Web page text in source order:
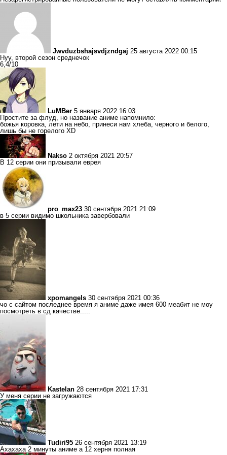
Jwvduzbshajsvdjzndgaj 25 августа 2022 00:15
Нуу, второй сезон среднечок
6,4/10
LuMBer 5 января 2022 16:03
Простите за флуд, но название аниме напомнило:
божья коровка, лети на небо, принеси нам хлеба, черного и белого,
лишь бы не горелого XD
Nakso 2 октября 2021 20:57
В 12 серии они призывали еврея
pro_max23 30 сентября 2021 21:09
в 5 серии видимо школьника завербовали
xpomangels 30 сентября 2021 00:36
чо с сайтом последнее время я аниме даже имея 600 меабит не моу
посмотреть в сд качестве.....
Kastelan 28 сентября 2021 17:31
У меня серии не загружаются
Tudiri95 26 сентября 2021 13:19
Ахахаха 2 минуты аниме а 12 херня полная